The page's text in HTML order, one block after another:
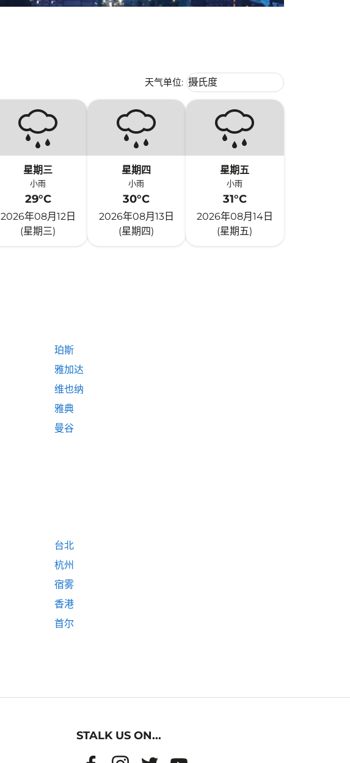
天气单位: Weather unit option 摄氏度
摄氏度
keyboard_arrow_down
星期三
小雨
29°C
2026年08月12日
(星期三)
星期四
小雨
30°C
2026年08月13日
(星期四)
星期五
小雨
31°C
2026年08月14日
(星期五)
珀斯
雅加达
维也纳
雅典
曼谷
台北
杭州
宿雾
香港
首尔
STALK US ON...